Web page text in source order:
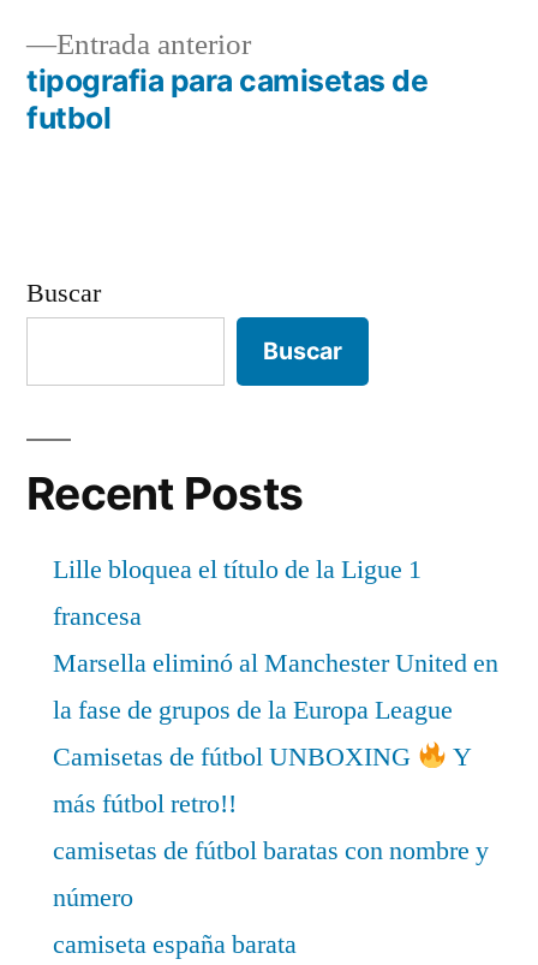
entradas
Entrada anteriorEntrada
anterior:
tipografia para camisetas de
futbol
Buscar
Buscar
Recent Posts
Lille bloquea el título de la Ligue 1
francesa
Marsella eliminó al Manchester United en
la fase de grupos de la Europa League
Camisetas de fútbol UNBOXING
Y
más fútbol retro!!
camisetas de fútbol baratas con nombre y
número
camiseta españa barata